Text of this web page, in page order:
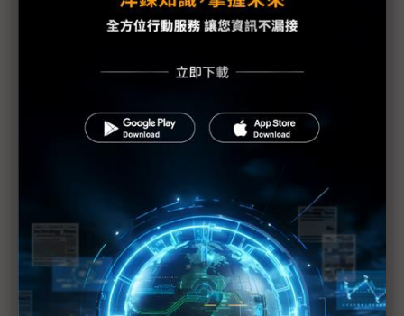
小米新品創新低價 折疊機銷售添柴火
三星折疊機薄度恐打不過中系廠 Galaxy Z Fold6
【科技聽IC逐字稿】拿折疊機更容易被搭訕？
對抗中國折疊機大軍 三星超薄高階機成殺手鐧
蘋果傳將推折疊iPhone 對三星有弊也有利